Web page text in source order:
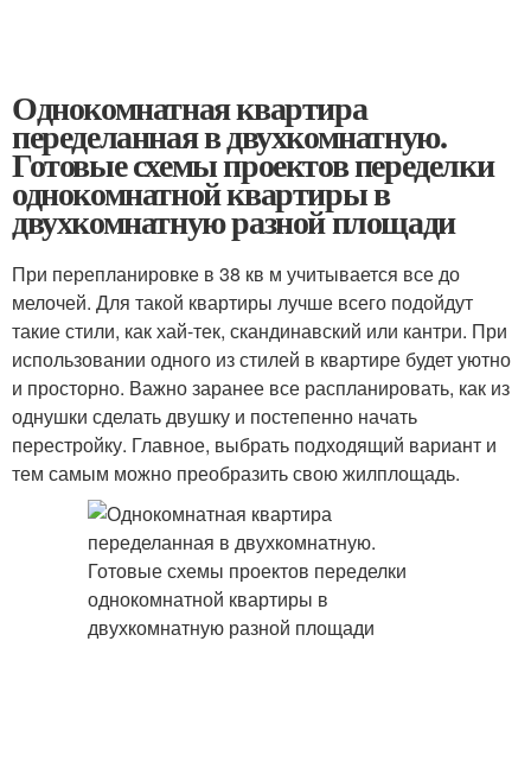
Однокомнатная квартира
переделанная в двухкомнатную.
Готовые схемы проектов переделки
однокомнатной квартиры в
двухкомнатную разной площади
При перепланировке в 38 кв м учитывается все до
мелочей. Для такой квартиры лучше всего подойдут
такие стили, как хай-тек, скандинавский или кантри. При
использовании одного из стилей в квартире будет уютно
и просторно. Важно заранее все распланировать, как из
однушки сделать двушку и постепенно начать
перестройку. Главное, выбрать подходящий вариант и
тем самым можно преобразить свою жилплощадь.